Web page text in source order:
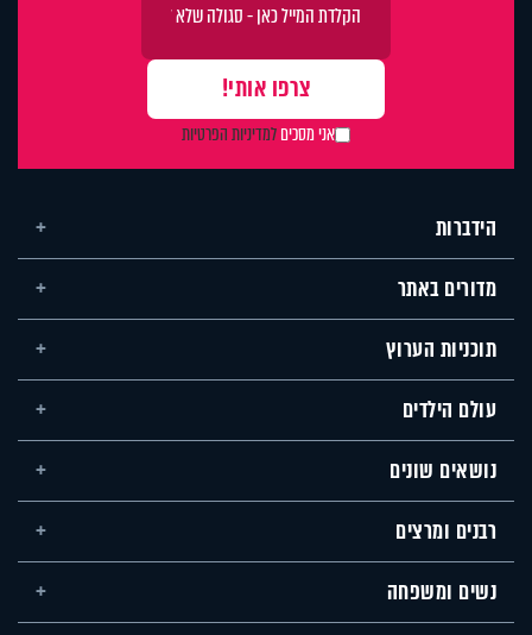
אני מסכיםלמדיניות הפרטיות
הידברות
מדורים באתר
תוכניות הערוץ
עולם הילדים
נושאים שונים
רבנים ומרצים
נשים ומשפחה